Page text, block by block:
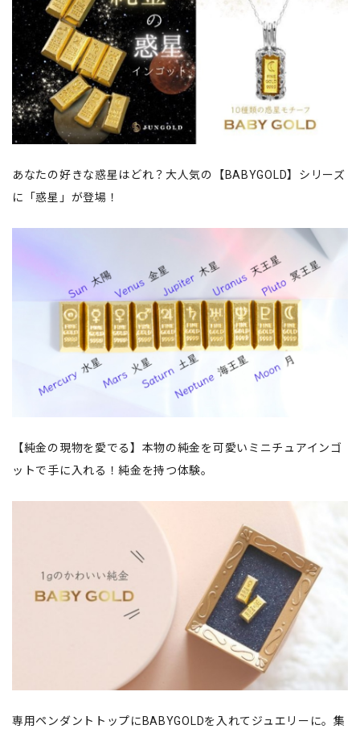
あなたの好きな惑星はどれ？大人気の【BABYGOLD】シリーズ
に「惑星」が登場！
【純金の現物を愛でる】本物の純金を可愛いミニチュアインゴ
ットで手に入れる！純金を持つ体験。
専用ペンダントトップにBABYGOLDを入れてジュエリーに。集